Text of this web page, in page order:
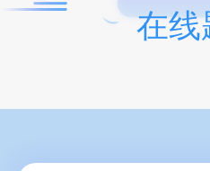
在线